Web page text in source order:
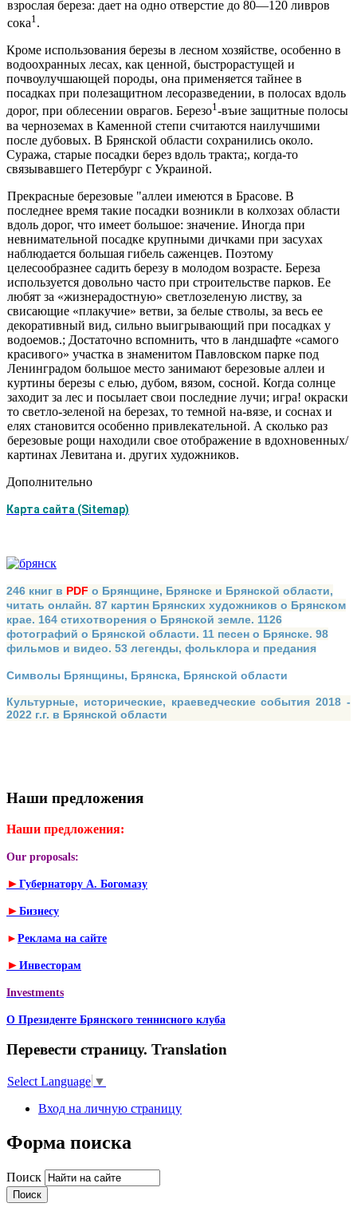
взрослая береза: дает на одно отверстие до 80—120 ливров
сока1.
Кроме использования березы в лесном хозяйстве, особенно в
водоохранных лесах, как ценной, быстрора­стущей и
почвоулучшающей породы, она применяется тайнее в
посадках при полезащитном лесоразведении, в полосах вдоль
дорог, при облесении оврагов. Березо1-въие защитные полосы
ва черноземах в Каменной степи считаются наилучшими
после дубовых. В Брянской об­ласти сохранились около.
Суража, старые посадки берез вдоль тракта;, когда-то
связывавшего Петербург с Украиной.
Прекрасные березовые "аллеи имеются в Брасове. В
последнее время такие посадки возникли в колхозах области
вдоль дорог, что имеет большое: значение. Иног­да при
невнимательной посадке крупными дичками при засухах
наблюдается большая гибель саженцев. Поэто­му
целесообразнее садить березу в молодом возрасте. Береза
используется довольно часто при строительстве парков. Ее
любят за «жизнерадостную» светлозеленую листву, за
свисающие «плакучие» ветви, за белые ство­лы, за весь ее
декоративный вид, сильно выигрывающий при посадках у
водоемов.; Достаточно вспомнить, что в ландшафте «самого
красивого» участка в знаменитом Павловском парке под
Ленинградом большое место за­нимают березовые аллеи и
куртины березы с елью, ду­бом, вязом, сосной. Когда солнце
заходит за лес и посылает свои последние лучи; игра! окраски
то светло-зеленой на березах, то темной на-вязе, и соснах и
елях становится особенно привлекательной. А сколько раз
березовые рощи находили свое отображение в вдох­новенных/
картинах Левитана и. других художников.
Дополнительно
Карта сайта (Sitemap)
246 книг в PDF о Брянщине, Брянске и Брянской области,
читать онлайн. 87 картин Брянских художников о Брянском
крае. 164 стихотворения о Брянской земле. 1126
фотографий о Брянской области. 11 песен о Брянске. 98
фильмов и видео. 53 легенды, фольклора и предания
Символы Брянщины, Брянска, Брянской области
Культурные, исторические, краеведческие события 2018 -
2022 г.г. в Брянской области
Наши предложения
Наши предложения:
Our proposals:
► Губернатору А. Богомазу
► Бизнесу
► Реклама на сайте
► Инвесторам
Investments
О Президенте Брянского теннисного клуба
Перевести страницу. Translation
Select Language ▼
Вход на личную страницу
Форма поиска
Поиск